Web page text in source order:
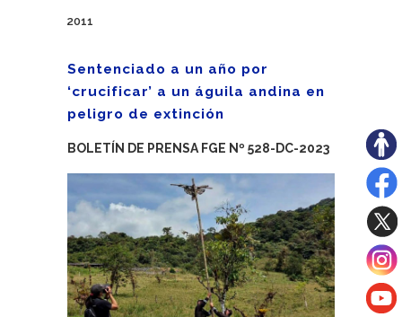
2011
Sentenciado a un año por
‘crucificar’ a un águila andina en
peligro de extinción
BOLETÍN DE PRENSA FGE Nº 528-DC-2023